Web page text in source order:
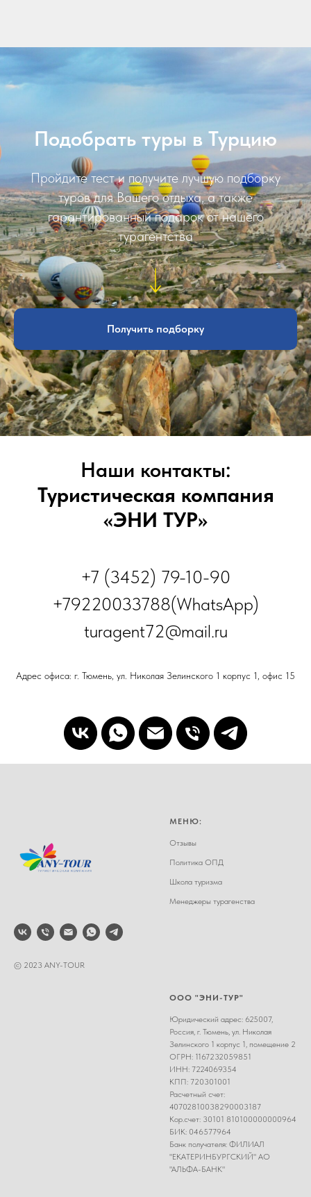
Подобрать туры в Турцию
Пройдите тест и получите лучшую подборку
туров для Вашего отдыха, а также
гарантированный подарок от нашего
турагентства
Получить подборку
Наши контакты:
Туристическая компания
«ЭНИ ТУР»
+7 (3452) 79-10-90
+79220033788(WhatsApp)
turagent72@mail.ru
Адрес офиса: г. Тюмень, ул. Николая Зелинского 1 корпус 1, офис 15
© 2023 ANY-TOUR
МЕНЮ:
Отзывы
Политика ОПД
Школа туризма
Менеджеры турагенства
ООО "ЭНИ-ТУР"
Юридический адрес: 625007,
Россия, г. Тюмень, ул. Николая
Зелинского 1 корпус 1, помещение 2
ОГРН: 1167232059851
ИНН: 7224069354
КПП: 720301001
Расчетный счет:
40702810038290003187
Кор.счет: 30101 810100000000964
БИК: 046577964
Банк получателя: ФИЛИАЛ
"ЕКАТЕРИНБУРГСКИЙ" АО
"АЛЬФА-БАНК"